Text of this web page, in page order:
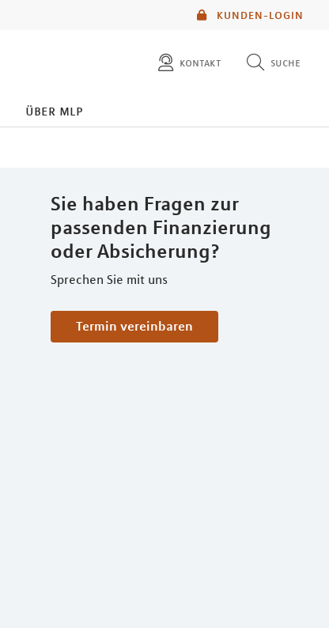
KUNDEN-LOGIN
kontakt suche
über mlp
Sie haben Fragen zur
passenden Finanzierung
oder Absicherung?
Sprechen Sie mit uns
Termin vereinbaren